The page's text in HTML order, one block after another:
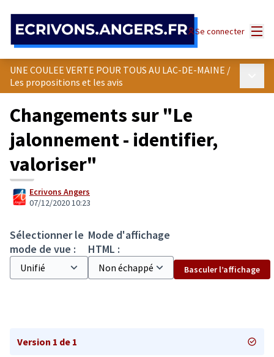
Se connecter
UNE COULEE VERTE POUR TOUS AU LAC-DE-MAINE /
Les propositions et les avis
Changements sur "Le
jalonnement - identifier,
valoriser"
Ecrivons Angers
07/12/2020 10:23
Sélectionner le
mode de vue :
Mode d'affichage
HTML :
Basculer l’affichage
Version 1 de 1